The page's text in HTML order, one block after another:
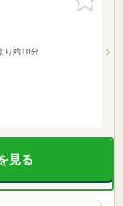
りに追加
り約10分
見る